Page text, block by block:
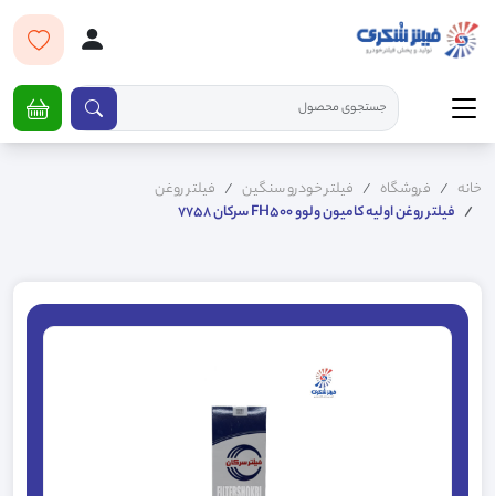
خانه فروشگاه فیلتر خودرو سنگین
فیلتر روغن
فیلتر روغن اولیه کامیون ولوو FH500 سرکان 7758